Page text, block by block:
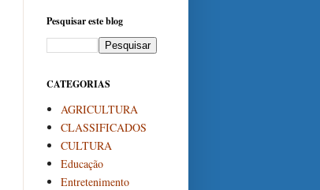
Pesquisar este blog
CATEGORIAS
AGRICULTURA
CLASSIFICADOS
CULTURA
Educação
Entretenimento